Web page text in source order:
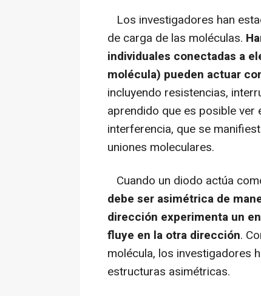
Los investigadores han
de carga de las moléculas.
individuales conectadas a
molécula) pueden actuar
incluyendo resistencias,
aprendido que es posible
interferencia, que se
uniones moleculares.
Cuando un diodo actúa
debe ser asimétrica de
dirección experimenta un
fluye en la otra dirección.
molécula, los investigadores
estructuras asimétricas.